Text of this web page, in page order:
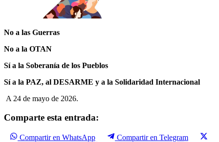
No a las Guerras
No a la OTAN
Sí a la Soberanía de los Pueblos
Sí a la PAZ, al DESARME y a la Solidaridad Internacional
A 24 de mayo de 2026.
Comparte esta entrada:
Compartir en WhatsApp
Compartir en Telegram